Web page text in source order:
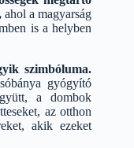
ahol a magyarság
is a helyben
szimbóluma.
gyógyító
a dombok
az otthon
akik ezeket